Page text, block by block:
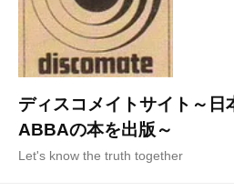
ディスコメイトサイト～日
ABBAの本を出版～
Let's know the truth together